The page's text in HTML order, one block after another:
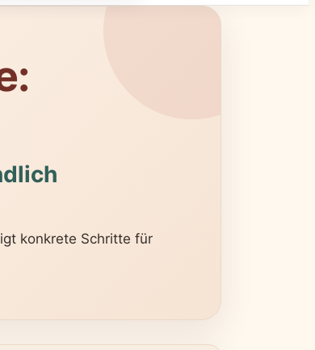
konkrete Schritte für